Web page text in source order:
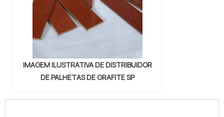
IMAGEM ILUSTRATIVA DE DISTRIBUIDOR
DE PALHETAS DE GRAFITE SP